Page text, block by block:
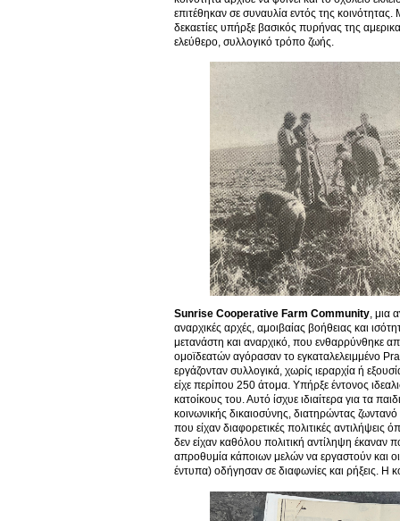
επιτέθηκαν σε συναυλία εντός της
δεκαετίες υπήρξε βασικός πυρήνας της
ελεύθερο, συλλογικό τρόπο ζωής.
Sunrise Cooperative Farm Community, μια
αναρχικές αρχές, αμοιβαίας βοήθειας και
μετανάστη και αναρχικό, που ενθαρρύνθηκε
ομοϊδεατών αγόρασαν το εγκαταλελειμμένο
εργάζονταν συλλογικά, χωρίς ιεραρχία ή
είχε περίπου 250 άτομα. Υπήρξε έντονος
κατοίκους του. Αυτό ίσχυε ιδιαίτερα για τα
κοινωνικής δικαιοσύνης, διατηρώντας
που είχαν διαφορετικές πολιτικές
δεν είχαν καθόλου πολιτική αντίληψη έκαναν
απροθυμία κάποιων μελών να εργαστούν και οι
έντυπα) οδήγησαν σε διαφωνίες και ρήξεις. Η